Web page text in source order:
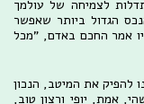
לצמיחה של עולמך
הגדול ביותר שאפשר
אמר החכם באדם, "מכל
להפיק את המיטב, הנכון
אמת, יופי ורצון טוב,